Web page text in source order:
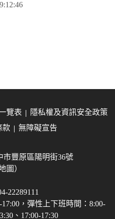
覽表
隱私權及資訊安全政策
款
無障礙宣告
市豐原區陽明街36號
圖）
22289111
，彈性上下班時間：8:00-
、17:00-17:30